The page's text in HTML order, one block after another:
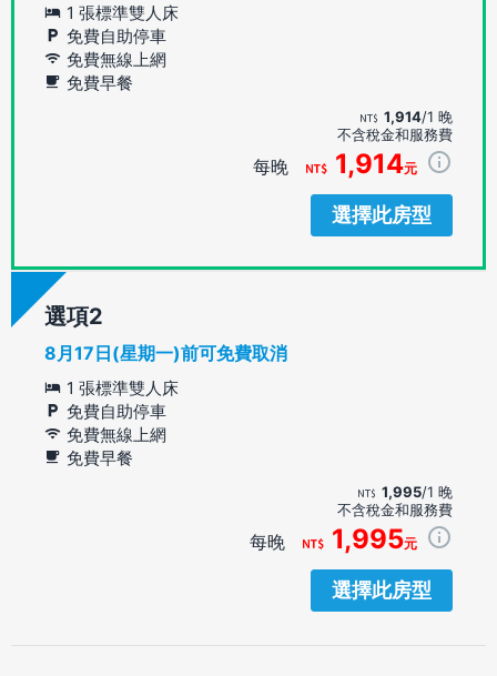
1 張標準雙人床
免費自助停車
免費無線上網
免費早餐
1,914/1 晚
不含稅金和服務費
每晚 1,914元
選擇此房型
選項
8月17日(星期一)前可免費取消
1 張標準雙人床
免費自助停車
免費無線上網
免費早餐
1,995/1 晚
不含稅金和服務費
每晚 1,995元
選擇此房型